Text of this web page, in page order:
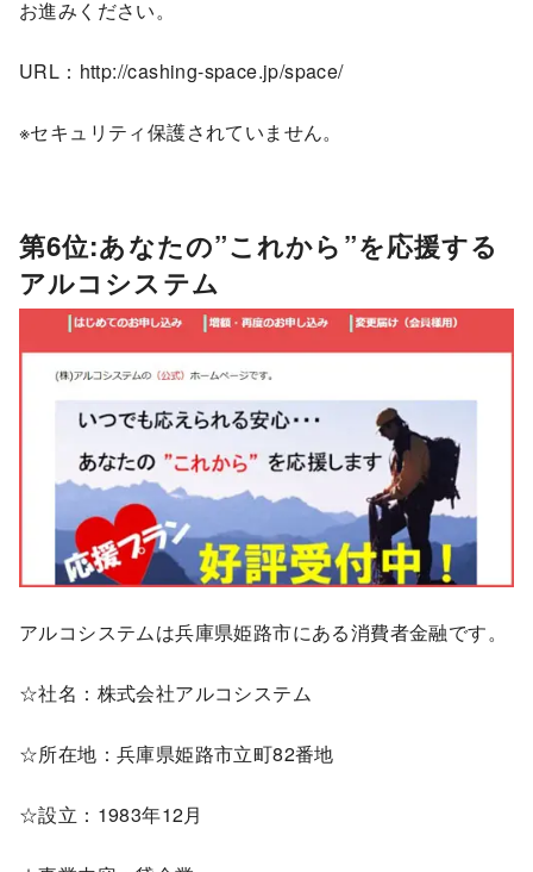
お進みください。
URL：http://cashing-space.jp/space/
※セキュリティ保護されていません。
第6位:あなたの”これから”を応援する
アルコシステム
アルコシステムは兵庫県姫路市にある消費者金融です。
☆社名：株式会社アルコシステム
☆所在地：兵庫県姫路市立町82番地
☆設立：1983年12月